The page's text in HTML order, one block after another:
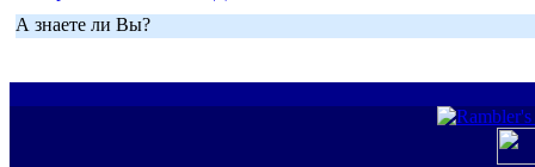
А знаете ли Вы?